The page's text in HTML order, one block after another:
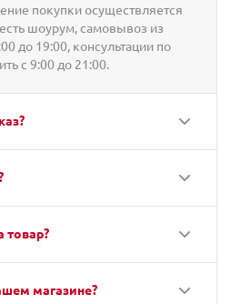
покупки осуществляется
шоурум, самовывоз из
до 19:00, консультации по
с 9:00 до 21:00.
товар?
магазине?